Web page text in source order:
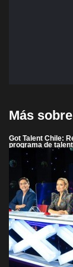
Más
Got Talent Chile:
programa de